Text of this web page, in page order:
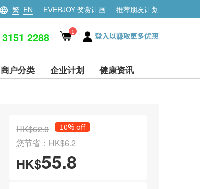
繁 EN EVERJOY 奖赏计画 推荐朋友计划
3151 2288 1 登入以赚取更多优惠
商户分类 企业计划 健康资讯
HK$62.0 10% off
您节省：HK$6.2
HK$55.8